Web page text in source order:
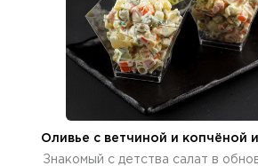
Оливье с ветчиной и копчёной
Знакомый с детства салат в